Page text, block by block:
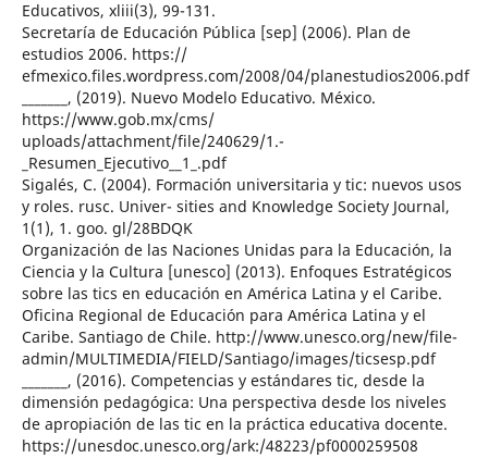
Educativos, xliii(3), 99-131.
Secretaría de Educación Pública [sep] (2006). Plan de
estudios 2006. https://
efmexico.files.wordpress.com/2008/04/planestudios2006.pdf
_______, (2019). Nuevo Modelo Educativo. México.
https://www.gob.mx/cms/
uploads/attachment/file/240629/1.-
_Resumen_Ejecutivo__1_.pdf
Sigalés, C. (2004). Formación universitaria y tic: nuevos usos
y roles. rusc. Univer- sities and Knowledge Society Journal,
1(1), 1. goo. gl/28BDQK
Organización de las Naciones Unidas para la Educación, la
Ciencia y la Cultura [unesco] (2013). Enfoques Estratégicos
sobre las tics en educación en América Latina y el Caribe.
Oficina Regional de Educación para América Latina y el
Caribe. Santiago de Chile. http://www.unesco.org/new/file-
admin/MULTIMEDIA/FIELD/Santiago/images/ticsesp.pdf
_______, (2016). Competencias y estándares tic, desde la
dimensión pedagógica: Una perspectiva desde los niveles
de apropiación de las tic en la práctica educativa docente.
https://unesdoc.unesco.org/ark:/48223/pf0000259508